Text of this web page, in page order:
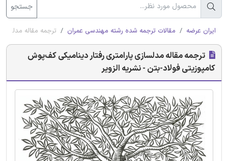
جستجو
ایران عرضه مقالات ترجمه شده رشته مهندسی عمران ترجمه مقاله
ترجمه مقاله مدلسازی پارامتری رفتار دینامیکی کف‌پوش
کامپوزیتی فولاد-بتن - نشریه الزویر